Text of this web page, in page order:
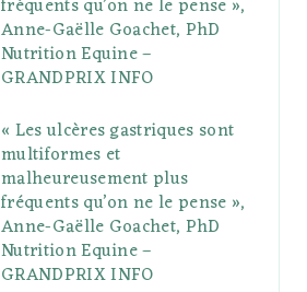
l
s
a
m
s
fréquents qu’on ne le pense »,
Anne-Gaëlle Goachet, PhD
Nutrition Equine –
GRANDPRIX INFO
« Les ulcères gastriques sont
multiformes et
malheureusement plus
fréquents qu’on ne le pense »,
Anne-Gaëlle Goachet, PhD
Nutrition Equine –
GRANDPRIX INFO